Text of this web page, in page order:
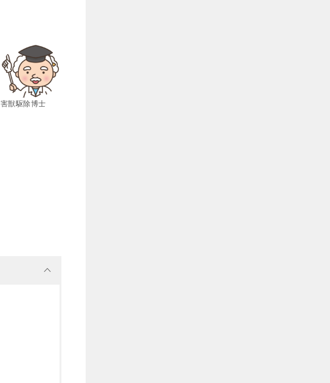
害獣駆除博士